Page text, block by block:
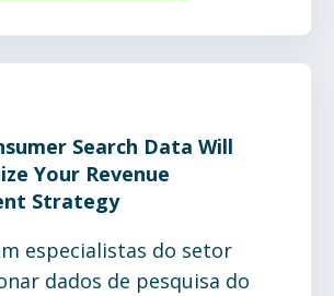
Search Data Will
Your Revenue
Strategy
especialistas do setor
dados de pesquisa do